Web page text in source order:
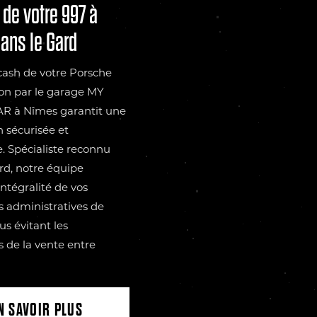
votre 997 à
le Gard
de votre Porsche
par le garage MY
à Nîmes garantit une
sécurisée et
Spécialiste reconnu
notre équipe
de vos
administratives de
évitant les
de la vente entre
SAVOIR PLUS